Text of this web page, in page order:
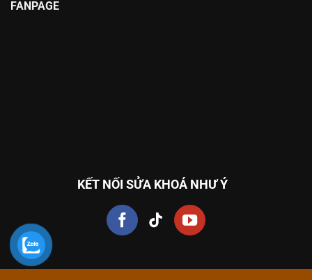
FANPAGE
KẾT NỐI SỬA KHOÁ NHƯ Ý